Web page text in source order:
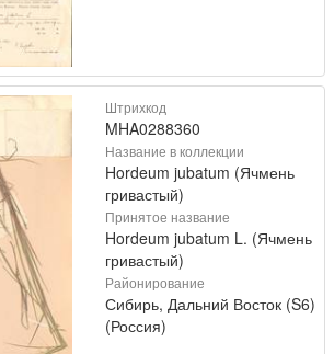
Штрихкод
MHA0288360
Название в коллекции
Hordeum jubatum (Ячмень
гривастый)
Принятое название
Hordeum jubatum L. (Ячмень
гривастый)
Районирование
Сибирь, Дальний Восток (S6)
(Россия)